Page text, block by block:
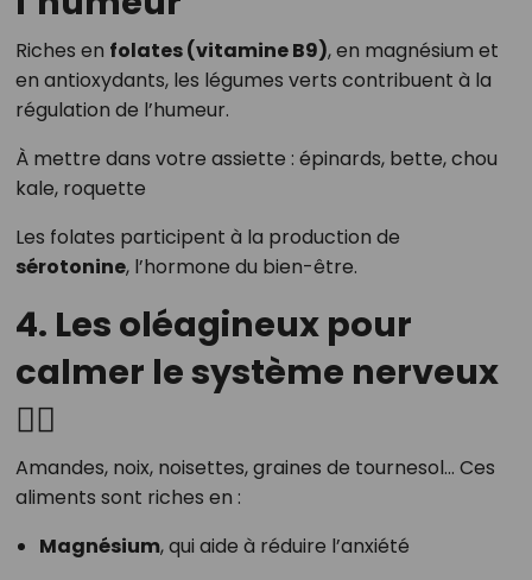
Riches en folates (vitamine B9), en magnésium et
en antioxydants, les légumes verts contribuent à la
régulation de l’humeur.
À mettre dans votre assiette : épinards, bette, chou
kale, roquette
Les folates participent à la production de
sérotonine, l’hormone du bien-être.
4. Les oléagineux pour
calmer le système nerveux
🧘‍♀️
Amandes, noix, noisettes, graines de tournesol… Ces
aliments sont riches en :
Magnésium, qui aide à réduire l’anxiété